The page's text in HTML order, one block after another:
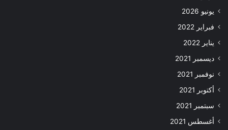
يونيو 2026
فبراير 2022
يناير 2022
ديسمبر 2021
نوفمبر 2021
أكتوبر 2021
سبتمبر 2021
أغسطس 2021